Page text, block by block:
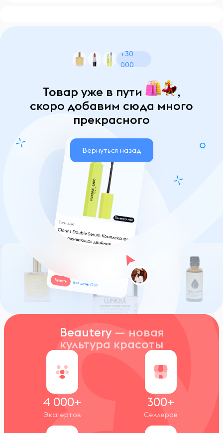
+30
000
Товар уже в пути
,
скоро добавим сюда много
прекрасного
Вернуться назад
Beautery — новая
культура красоты
4 000+
Экспертов
300+
Селлеров